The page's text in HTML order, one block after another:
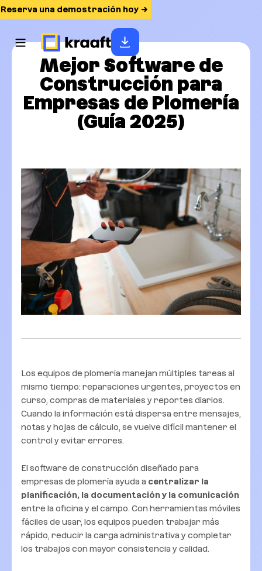
Reserva una demostración hoy
Mejor Software de
Construcción para
Empresas de Plomería
(Guía 2025)
Los equipos de plomería manejan múltiples tareas al
mismo tiempo: reparaciones urgentes, proyectos en
curso, compras de materiales y reportes diarios.
Cuando la información está dispersa entre mensajes,
notas y hojas de cálculo, se vuelve difícil mantener el
control y evitar errores.
El software de construcción diseñado para
empresas de plomería ayuda a centralizar la
planificación, la documentación y la comunicación
entre la oficina y el campo. Con herramientas móviles
fáciles de usar, los equipos pueden trabajar más
rápido, reducir la carga administrativa y completar
los trabajos con mayor consistencia y calidad.